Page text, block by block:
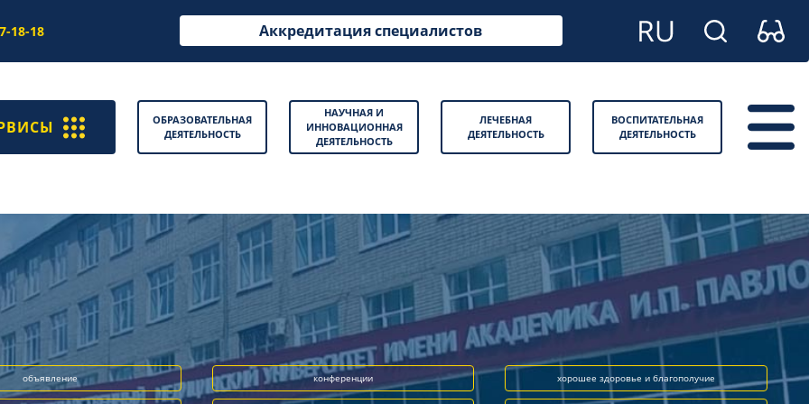
18-18 Аккредитация специалистов
ОБРАЗОВАТЕЛЬНАЯ
ДЕЯТЕЛЬНОСТЬ
НАУЧНАЯ И
ИННОВАЦИОННАЯ
ДЕЯТЕЛЬНОСТЬ
ЛЕЧЕБНАЯ
ДЕЯТЕЛЬНОСТЬ
ВОСПИТАТЕЛЬНАЯ
ДЕЯТЕЛЬНОСТЬ
объявление конференции хорошее здоровье и благополучие